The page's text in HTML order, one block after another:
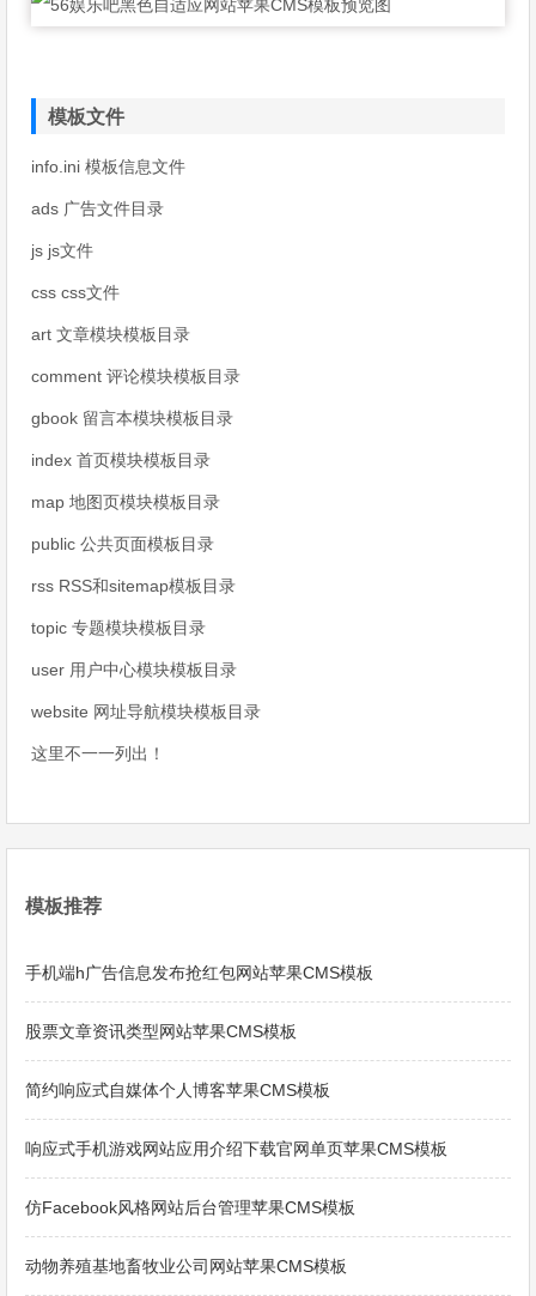
模板文件
info.ini 模板信息文件
ads 广告文件目录
js js文件
css css文件
art 文章模块模板目录
comment 评论模块模板目录
gbook 留言本模块模板目录
index 首页模块模板目录
map 地图页模块模板目录
public 公共页面模板目录
rss RSS和sitemap模板目录
topic 专题模块模板目录
user 用户中心模块模板目录
website 网址导航模块模板目录
这里不一一列出！
模板推荐
手机端h广告信息发布抢红包网站苹果CMS模板
股票文章资讯类型网站苹果CMS模板
简约响应式自媒体个人博客苹果CMS模板
响应式手机游戏网站应用介绍下载官网单页苹果CMS模板
仿Facebook风格网站后台管理苹果CMS模板
动物养殖基地畜牧业公司网站苹果CMS模板